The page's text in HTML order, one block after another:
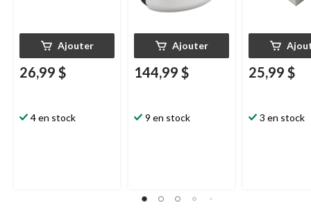
Ajouter
26,99 $
4 en stock
Ajouter
144,99 $
9 en stock
25,99 $
3 en stock